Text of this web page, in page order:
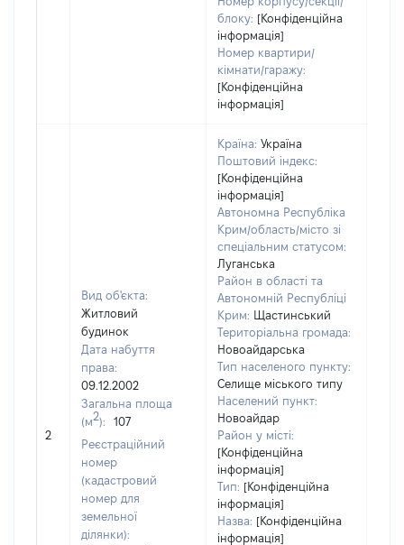
блоку: [Конфіденційна
інформація]
Номер квартири/
кімнати/гаражу:
[Конфіденційна
інформація]
2
Вид об'єкта:
Житловий
будинок
Дата набуття
права:
09.12.2002
Загальна площа
(м2):
107
Реєстраційний
номер
(кадастровий
номер для
земельної
ділянки):
Країна: Україна
Поштовий індекс:
[Конфіденційна
інформація]
Автономна Республіка
Крим/область/місто зі
спеціальним статусом:
Луганська
Район в області та
Автономній Республіці
Крим:
Щастинський
Територіальна громада:
Новоайдарська
Тип населеного пункту:
Селище міського типу
Населений пункт:
Новоайдар
Район у місті:
[Конфіденційна
інформація]
Тип: [Конфіденційна
інформація]
Назва: [Конфіденційна
інформація]